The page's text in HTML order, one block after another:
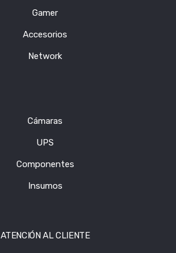
Gamer
Accesorios
Network
Cámaras
UPS
Componentes
Insumos
ATENCIÓN AL CLIENTE